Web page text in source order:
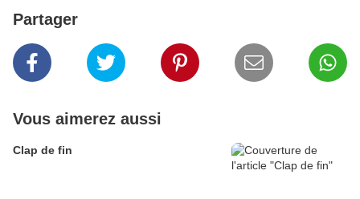
Partager
Vous aimerez aussi
Clap de fin